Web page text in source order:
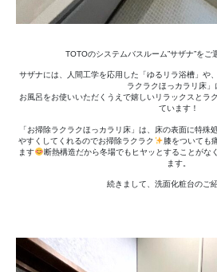
TOTOのシステムバスルーム”サザナ”をご
サザナには、人間工学を応用した「ゆるリラ浴槽」や
ラクラクほっカラリ床」
お風呂をお使いいただくうえで嬉しいリラックスとラ
ています！
「お掃除ラクラクほっカラリ床」は、床の表面に特殊
やすくしてくれるのでお掃除ラクラク
膝をついても
ます
断熱構造だから冬場でもヒヤッとすることがな
ます。
続きまして、洗面化粧台のご紹